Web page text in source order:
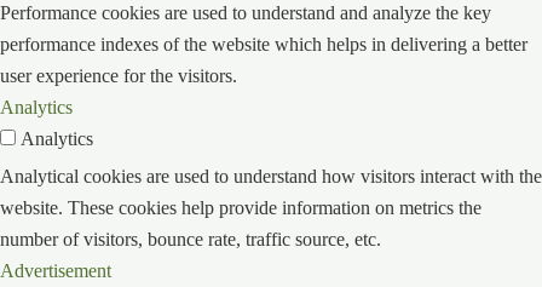
Performance cookies are used to understand and analyze the key
performance indexes of the website which helps in delivering a better
user experience for the visitors.
Analytics
Analytics
Analytical cookies are used to understand how visitors interact with the
website. These cookies help provide information on metrics the
number of visitors, bounce rate, traffic source, etc.
Advertisement